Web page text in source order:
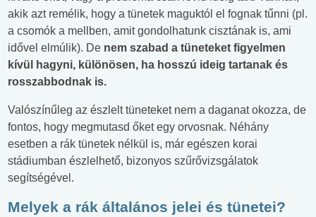
akik azt remélik, hogy a tünetek maguktól el fognak tűnni (pl.
a csomók a mellben, amit gondolhatunk cisztának is, ami
idővel elmúlik). De nem szabad a tüneteket figyelmen
kívül hagyni, különösen, ha hosszú ideig tartanak és
rosszabbodnak is.
Valószínűleg az észlelt tüneteket nem a daganat okozza, de
fontos, hogy megmutasd őket egy orvosnak. Néhány
esetben a rák tünetek nélkül is, már egészen korai
stádiumban észlelhető, bizonyos szűrővizsgálatok
segítségével.
Melyek a rák általános jelei és tünetei?